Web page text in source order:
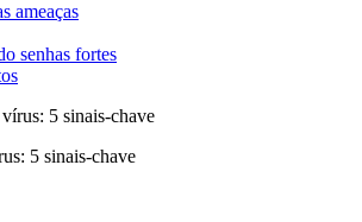
ameaças
senhas fortes
5 sinais-chave